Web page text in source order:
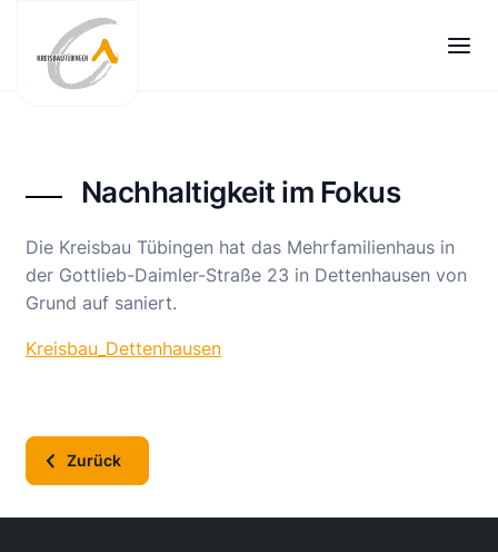
springen
Nachhaltigkeit im Fokus
Die Kreisbau Tübingen hat das Mehrfamilienhaus in
der Gottlieb-Daimler-Straße 23 in Dettenhausen von
Grund auf saniert.
Kreisbau_Dettenhausen
Zurück